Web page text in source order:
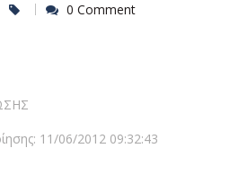
0 Comment
11/06/2012 09:32:43